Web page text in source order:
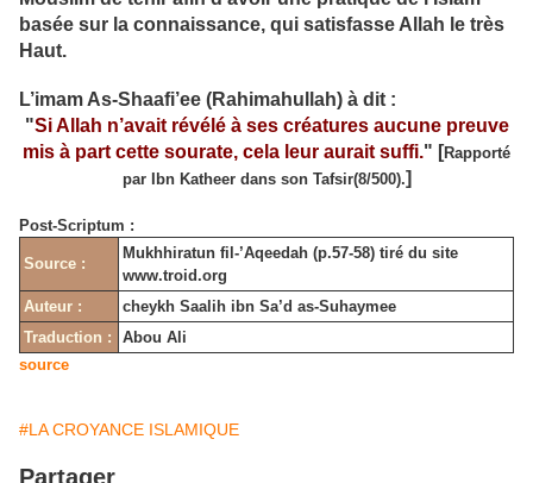
basée sur la connaissance, qui satisfasse Allah le très
Haut.
L’imam As-Shaafi’ee (Rahimahullah) à dit :
"Si Allah n’avait révélé à ses créatures aucune preuve
mis à part cette sourate, cela leur aurait suffi." [Rapporté
par Ibn Katheer dans son Tafsir(8/500).]
Post-Scriptum :
Source :
Mukhhiratun fil-’Aqeedah (p.57-58) tiré du site
www.troid.org
Auteur :
cheykh Saalih ibn Sa’d as-Suhaymee
Traduction :
Abou Ali
source
#LA CROYANCE ISLAMIQUE
Partager